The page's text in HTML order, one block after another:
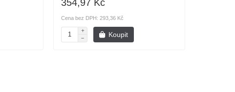
354,97 Kč
Cena bez DPH: 293,36 Kč
Koupit